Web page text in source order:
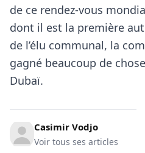
de ce rendez-vous
dont il est la première
de l’élu communal, la
gagné beaucoup de
Dubaï.
Casimir Vodjo
Voir tous ses articles